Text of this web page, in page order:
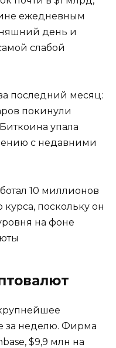
ежедневным
день и
слабой
последний месяц:
покинули
упала
с недавними
10 миллионов
поскольку он
на фоне
за неделю. Фирма
$9,9 млн на